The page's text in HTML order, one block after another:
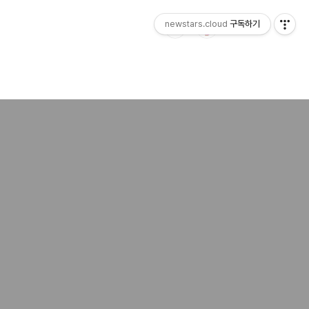
newstars.cloud 구독하기